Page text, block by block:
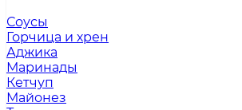
Соусы
Горчица и хрен
Аджика
Маринады
Кетчуп
Майонез